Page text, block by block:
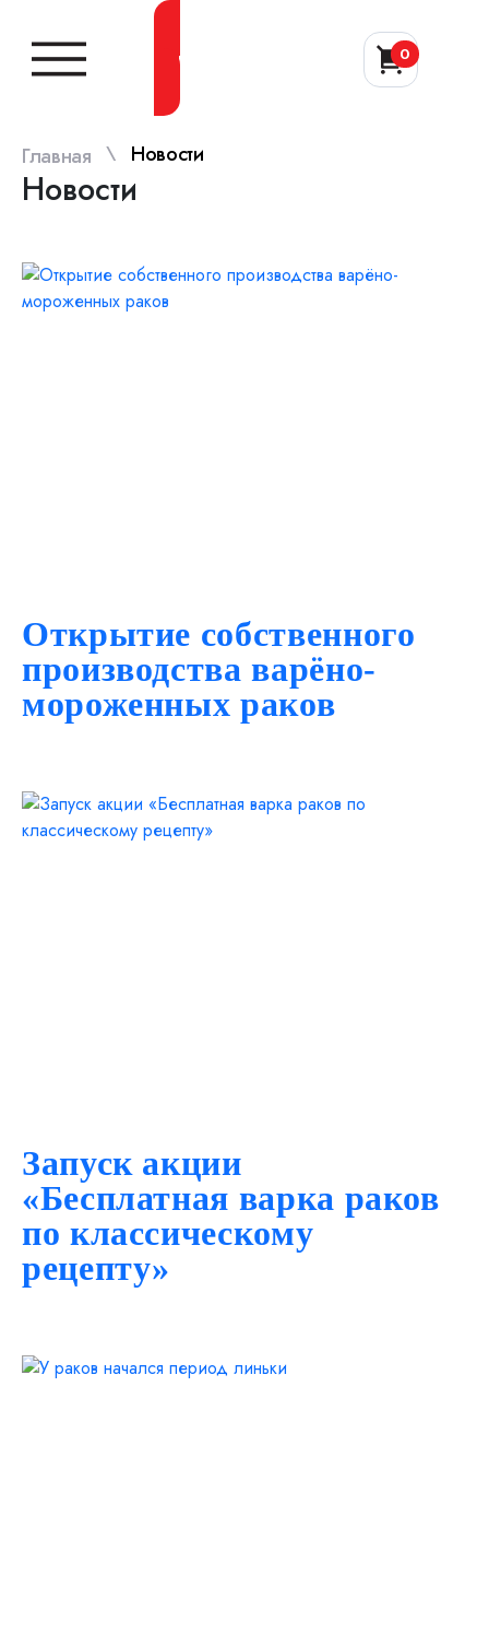
Заказать звонок 0
Главная \ Новости
Новости
Открытие собственного
производства варёно-
мороженных раков
Запуск акции
«Бесплатная варка раков
по классическому
рецепту»